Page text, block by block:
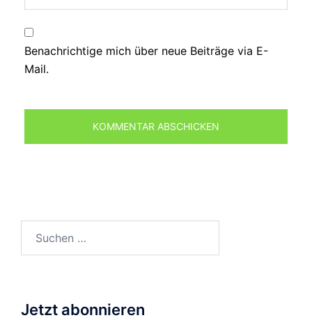
Benachrichtige mich über neue Beiträge via E-
Mail.
Jetzt abonnieren